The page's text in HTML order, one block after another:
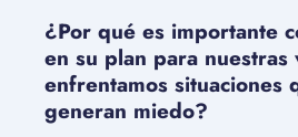
¿Por qué es importante
en su plan para nuestras
enfrentamos situaciones
generan miedo?